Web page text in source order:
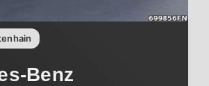
Benz